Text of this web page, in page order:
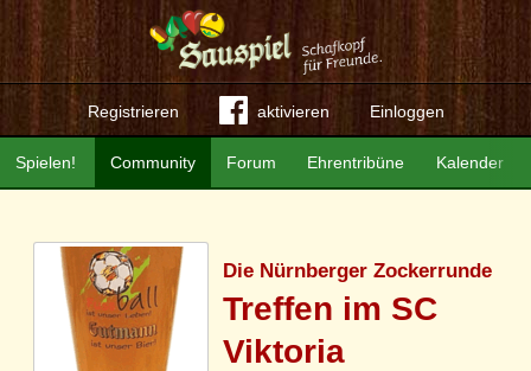
Registrieren aktivieren Einloggen
Community Forum Ehrentribüne Kalender
Spielen!
Die Nürnberger Zockerrunde
Treffen im SC
Viktoria